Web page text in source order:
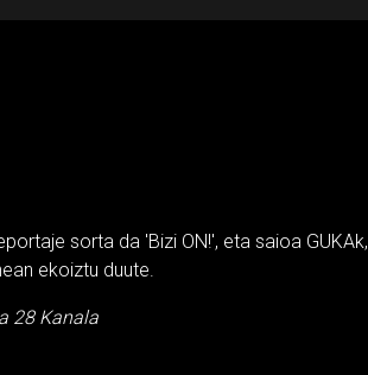
sorta da 'Bizi ON!', eta saioa GUKAk,
ekoiztu duute.
28 Kanala